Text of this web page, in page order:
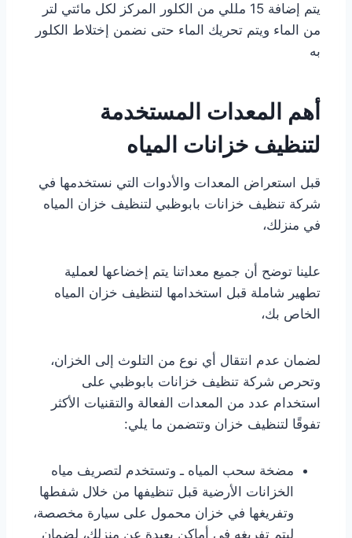
يتم إضافة 15 مللي من الكلور المركز لكل مائتي لتر
من الماء ويتم تحريك الماء حتى نضمن إختلاط الكلور
به
أهم المعدات المستخدمة
لتنظيف خزانات المياه
قبل استعراض المعدات والأدوات التي نستخدمها في
شركة تنظيف خزانات بابوظبي لتنظيف خزان المياه
في منزلك،
علينا توضح أن جميع معداتنا يتم إخضاعها لعملية
تطهير شاملة قبل استخدامها لتنظيف خزان المياه
الخاص بك،
لضمان عدم انتقال أي نوع من التلوث إلى الخزان،
وتحرص شركة تنظيف خزانات بابوظبي على
استخدام عدد من المعدات الفعالة والتقنيات الأكثر
تفوقًا لتنظيف خزان وتتضمن ما يلي:
مضخة سحب المياه ـ وتستخدم لتصريف مياه
الخزانات الأرضية قبل تنظيفها من خلال شفطها
وتفريغها في خزان محمول على سيارة مخصصة،
ليتم تفريغه في أماكن بعيدة عن منزلك، لضمان